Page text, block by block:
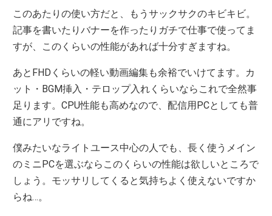
このあたりの使い方だと、もうサックサクのキビキビ。
記事を書いたりバナーを作ったりガチで仕事で使ってま
すが、このくらいの性能があれば十分すぎますね。
あとFHDくらいの軽い動画編集も余裕でいけてます。カ
ット・BGM挿入・テロップ入れくらいならこれで全然事
足ります。CPU性能も高めなので、配信用PCとしても普
通にアリですね。
僕みたいなライトユース中心の人でも、長く使うメイン
のミニPCを選ぶならこのくらいの性能は欲しいところで
しょう。モッサリしてくると気持ちよく使えないですか
らね…。